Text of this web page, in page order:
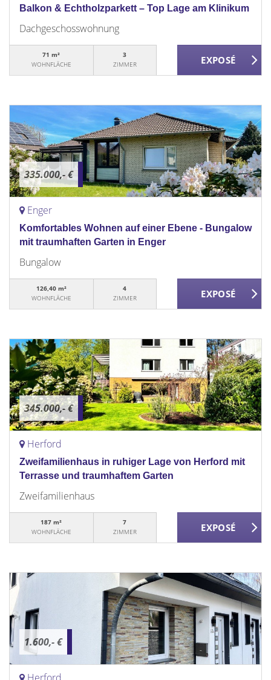
Balkon & Echtholzparkett – Top Lage am Klinikum
Dachgeschosswohnung
71 m²
WOHNFLÄCHE
3
ZIMMER
335.000,- €
Enger
Komfortables Wohnen auf einer Ebene - Bungalow
mit traumhaften Garten in Enger
Bungalow
126,40 m²
WOHNFLÄCHE
4
ZIMMER
345.000,- €
Herford
Zweifamilienhaus in ruhiger Lage von Herford mit
Terrasse und traumhaftem Garten
Zweifamilienhaus
187 m²
WOHNFLÄCHE
7
ZIMMER
1.600,- €